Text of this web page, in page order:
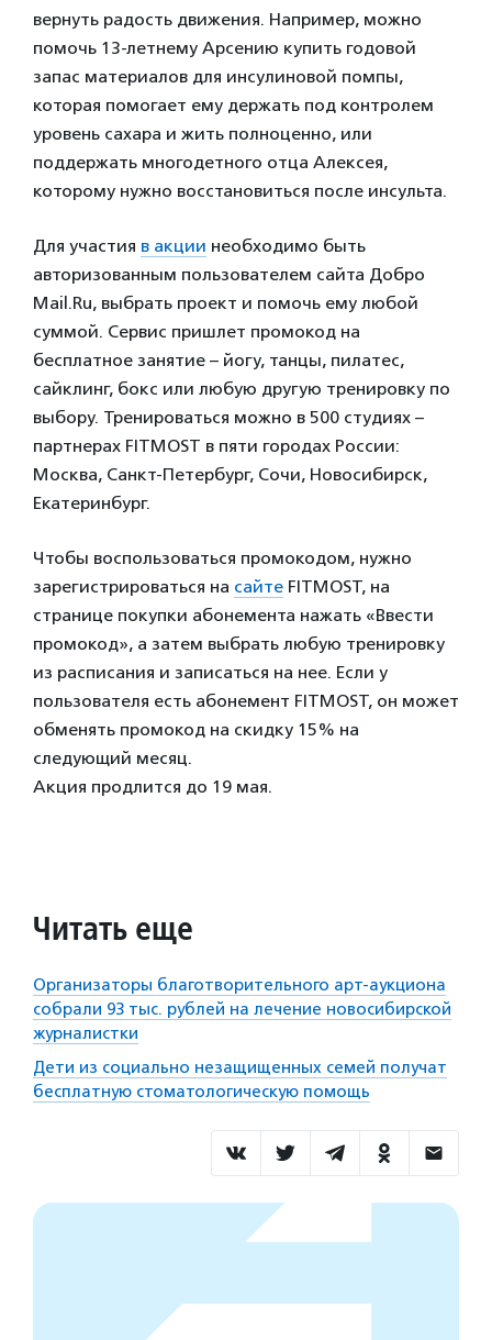
вернуть радость движения. Например, можно
помочь 13-летнему Арсению купить годовой
запас материалов для инсулиновой помпы,
которая помогает ему держать под контролем
уровень сахара и жить полноценно, или
поддержать многодетного отца Алексея,
которому нужно восстановиться после инсульта.
Для участия в акции необходимо быть
авторизованным пользователем сайта Добро
Mail.Ru, выбрать проект и помочь ему любой
суммой. Сервис пришлет промокод на
бесплатное занятие – йогу, танцы, пилатес,
сайклинг, бокс или любую другую тренировку по
выбору. Тренироваться можно в 500 студиях –
партнерах FITMOST в пяти городах России:
Москва, Санкт-Петербург, Сочи, Новосибирск,
Екатеринбург.
Чтобы воспользоваться промокодом, нужно
зарегистрироваться на сайте FITMOST, на
странице покупки абонемента нажать «Ввести
промокод», а затем выбрать любую тренировку
из расписания и записаться на нее. Если у
пользователя есть абонемент FITMOST, он может
обменять промокод на скидку 15% на
следующий месяц.
Акция продлится до 19 мая.
Читать еще
Организаторы благотворительного арт-аукциона
собрали 93 тыс. рублей на лечение новосибирской
журналистки
Дети из социально незащищенных семей получат
бесплатную стоматологическую помощь